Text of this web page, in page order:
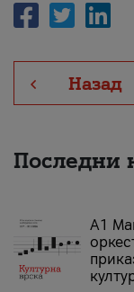
Назад
Последни
А1